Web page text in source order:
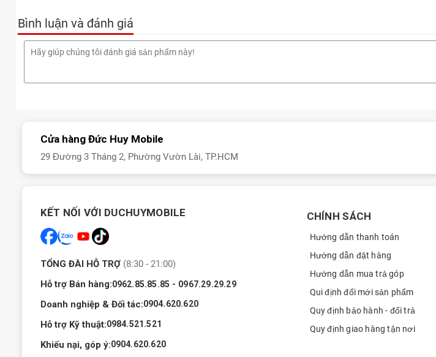
Bình luận và đánh giá
Cửa hàng Đức Huy Mobile
29 Đường 3 Tháng 2, Phường Vườn Lài, TP.HCM
KẾT NỐI VỚI DUCHUYMOBILE
TỔNG ĐÀI HỖ TRỢ (8:30 - 21:00)
Hỗ trợ Bán hàng:0962.85.85.85 - 0967.29.29.29
Doanh nghiệp & Đối tác:0904.620.620
Hỗ trợ Kỹ thuật:0984.521.521
Khiếu nại, góp ý:0904.620.620
CHÍNH SÁCH
Hướng dẫn thanh toán
Hướng dẫn đặt hàng
Hướng dẫn mua trả góp
Qui định đổi mới sản phẩm
Quy định bảo hành - đổi trả
Quy định giao hàng tận nơi